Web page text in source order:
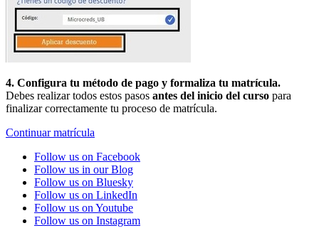
4. Configura tu método de pago y formaliza tu matrícula.
Debes realizar todos estos pasos antes del inicio del curso para
finalizar correctamente tu proceso de matrícula.
Continuar matrícula
Follow us on Facebook
Follow us in our Blog
Follow us on Bluesky
Follow us on LinkedIn
Follow us on Youtube
Follow us on Instagram